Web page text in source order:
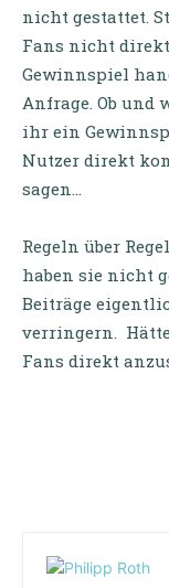
nicht gestattet.
Fans nicht
Gewinnspiel
Anfrage. Ob und
ihr ein
Nutzer direkt
sagen…
Regeln über
haben sie nicht
Beiträge
verringern.
Fans direkt